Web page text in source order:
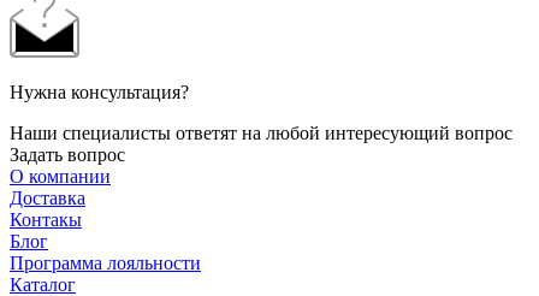
Нужна консультация?
Наши специалисты ответят на любой интересующий вопрос
Задать вопрос
О компании
Доставка
Контакы
Блог
Программа лояльности
Каталог